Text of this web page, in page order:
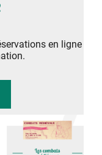
en ligne